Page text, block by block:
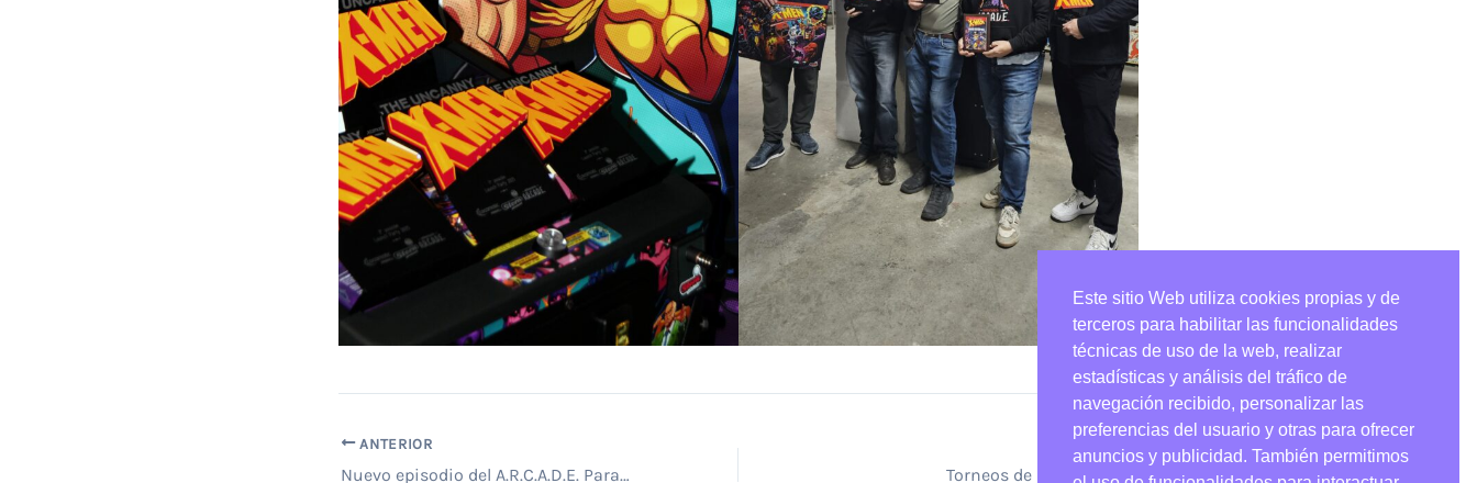
ANTERIOR
Nuevo episodio del A.R.C.A.D.E. Paradise Podcast
SIGUIENTE
Torneos de Pinball 2025
Este sitio Web utiliza cookies propias y de
terceros para habilitar las funcionalidades
técnicas de uso de la web, realizar
estadísticas y análisis del tráfico de
navegación recibido, personalizar las
preferencias del usuario y otras para ofrecer
anuncios y publicidad. También permitimos